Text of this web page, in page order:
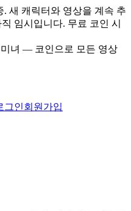
새 캐릭터와 영상을 계속 추
임시입니다. 무료 코인 시
녀 — 코인으로 모든 영상
그인회원가입